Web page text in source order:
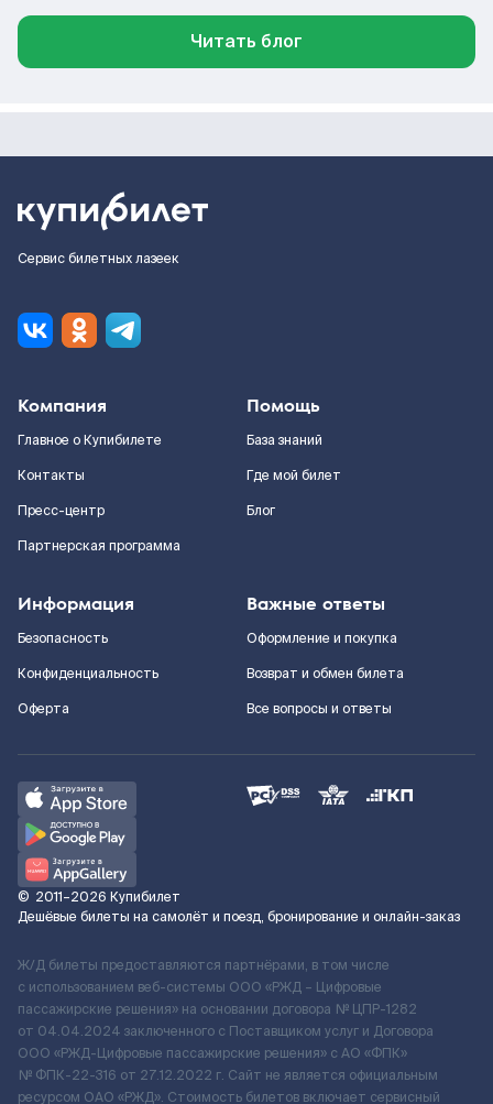
Читать блог
Сервис билетных лазеек
Компания
Главное о Купибилете
Контакты
Пресс-центр
Партнерская программа
Помощь
База знаний
Где мой билет
Блог
Информация
Безопасность
Конфиденциальность
Оферта
Важные ответы
Оформление и покупка
Возврат и обмен билета
Все вопросы и ответы
© 2011–2026 Купибилет
Дешёвые билеты на самолёт и поезд, бронирование и онлайн-заказ
Ж/Д билеты предоставляются партнёрами, в том числе
с использованием веб-системы ООО «РЖД – Цифровые
пассажирские решения» на основании договора № ЦПР-1282
от 04.04.2024 заключенного с Поставщиком услуг и Договора
ООО «РЖД-Цифровые пассажирские решения» c АО «ФПК»
№ ФПК-22-316 от 27.12.2022 г. Сайт не является официальным
ресурсом ОАО «РЖД». Стоимость билетов включает сервисный